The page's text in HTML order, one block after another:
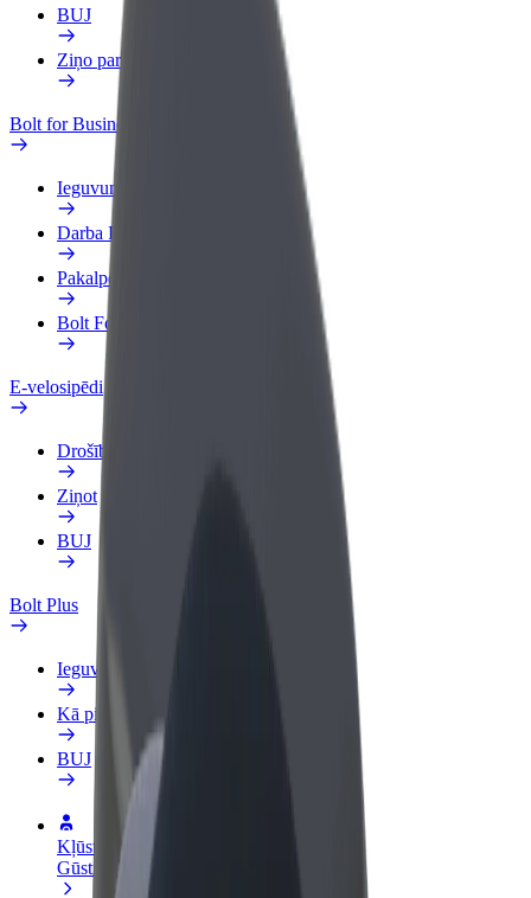
BUJ
Ziņo par transportlīdzekli
Bolt for Business
Ieguvumi
Darba Profils
Pakalpojumi
Bolt Food uzņēmumiem
E-velosipēdi
Drošības laboratorija
Ziņot
BUJ
Bolt Plus
Ieguvumi
Kā pievienoties
BUJ
Kļūsti par autovadītāju
Gūsti ieņēmumus, kā vēlies